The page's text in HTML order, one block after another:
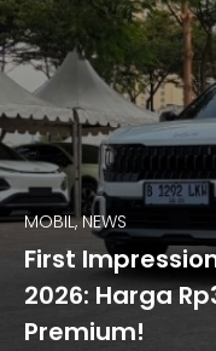
MOBIL, NEWS
First
2026: Harga
Premium!